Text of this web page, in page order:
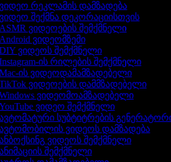
რეკლამის დამზადება
შექმნა დეკორაციისთვის
ვიდეოების შემქმნელი
ვიდეომზემი
ვიდეოს შემქმნელი
ის რილების შემქმნელი
ის ვიდეოდამამზადებელი
ვიდეოების დამმზადებელი
ვიდეომოამზადებელი
ვიდეო შემქმნელი
სუბტიტრების გენერატორი
ვიდეოს დამზადება
ვიდეოს შემქმნელი
შემქმნელი